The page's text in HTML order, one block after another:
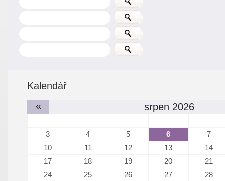
Kalendář
«
srpen 2026
3 4 5 6
7
10
11 12 13
14
17
18 19 20
21
24
25 26 27
28